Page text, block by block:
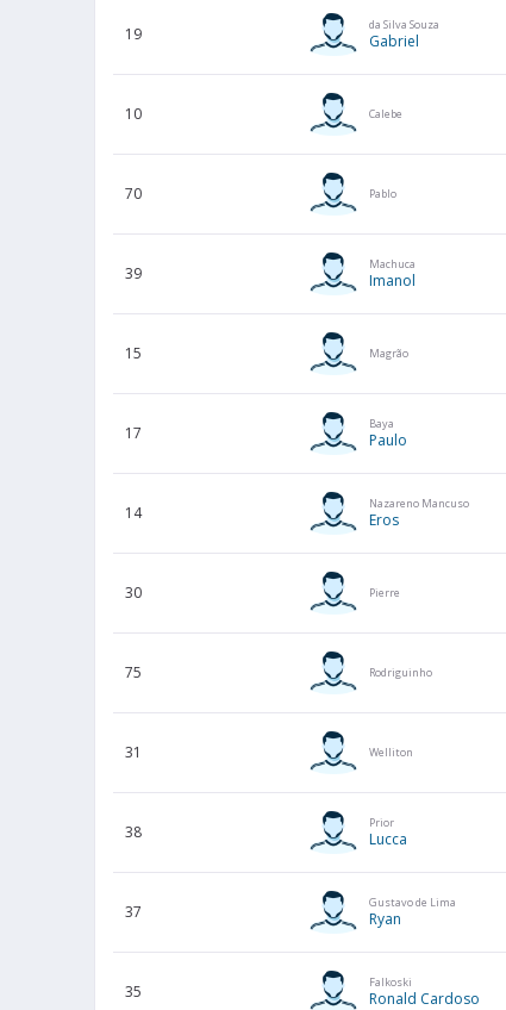
19 da Silva Souza
Gabriel
10 Calebe
70 Pablo
39 Machuca
Imanol
15 Magrão
17 Baya
Paulo
14 Nazareno Mancuso
Eros
30 Pierre
75 Rodriguinho
31 Welliton
38 Prior
Lucca
37 Gustavo de Lima
Ryan
35 Falkoski
Ronald Cardoso